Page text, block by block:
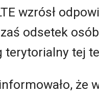
wzrósł
odsetek
terytorialny tej
że